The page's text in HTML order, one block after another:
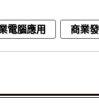
電腦應用 商業